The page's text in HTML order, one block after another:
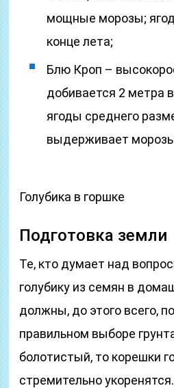
мощные морозы;
конце лета;
Блю Кроп –
добивается 2 метра
ягоды среднего
выдерживает
Голубика в горшке
Подготовка земли
Те, кто думает над
голубику из семян в
должны, до этого всего,
правильном выборе
болотистый, то корешки
стремительно